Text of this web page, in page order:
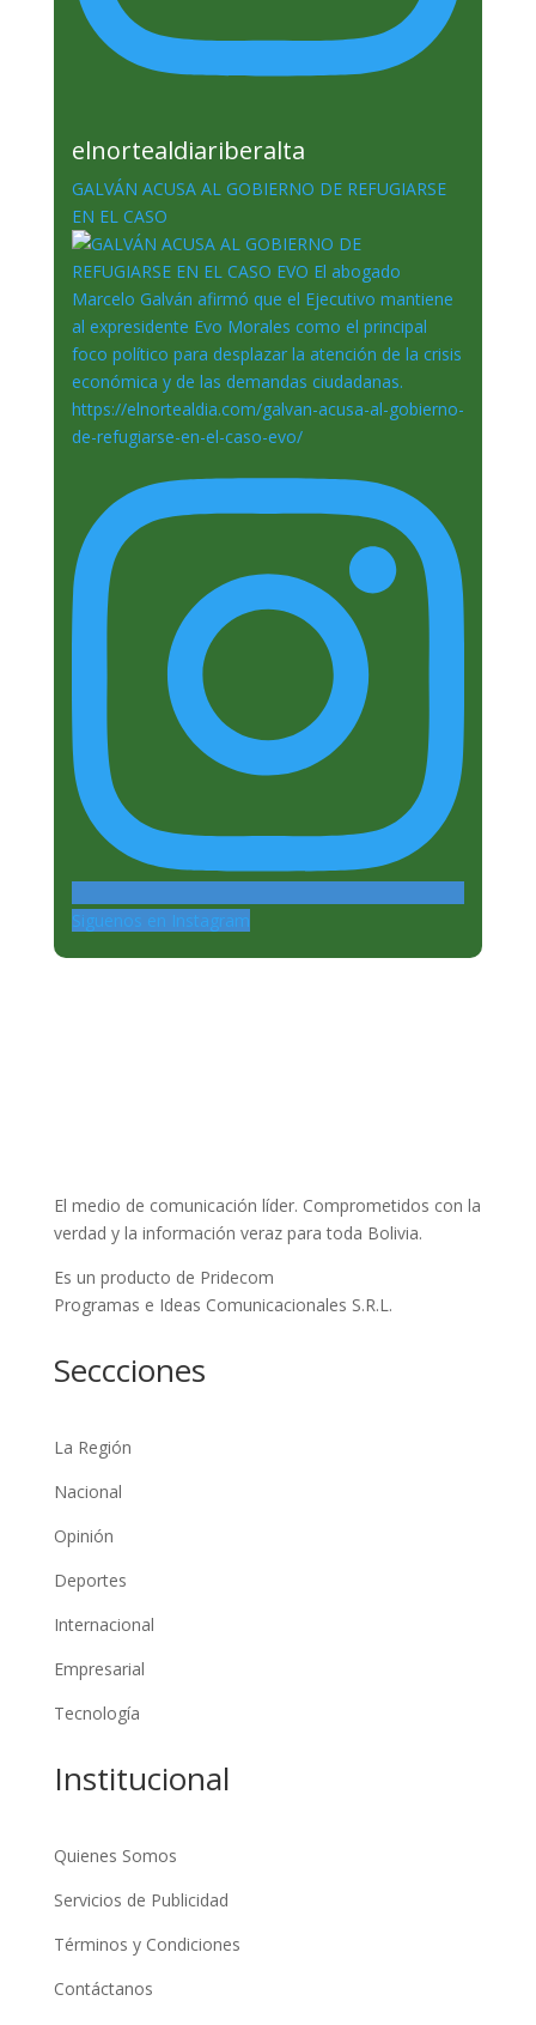
elnortealdiariberalta
GALVÁN ACUSA AL GOBIERNO DE REFUGIARSE
EN EL CASO
Siguenos en Instagram
El medio de comunicación líder. Comprometidos con la
verdad y la información veraz para toda Bolivia.
Es un producto de Pridecom
Programas e Ideas Comunicacionales S.R.L.
Seccciones
La Región
Nacional
Opinión
Deportes
Internacional
Empresarial
Tecnología
Institucional
Quienes Somos
Servicios de Publicidad
Términos y Condiciones
Contáctanos